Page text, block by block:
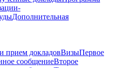
Дополнительная
прием докладовВизыПервое
сообщениеВторое